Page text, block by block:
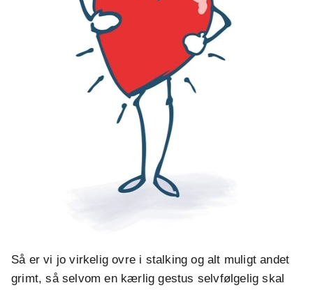
Så er vi jo virkelig ovre i stalking og alt muligt andet
grimt, så selvom en kærlig gestus selvfølgelig skal